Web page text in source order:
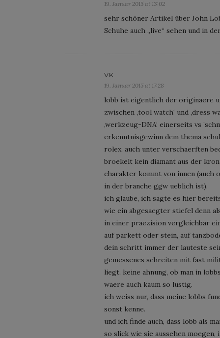
19. Januar 2015 at 13:02
sehr schöner Artikel über John
Schuhe auch „live“ sehen und in
VK
19. Januar 2015 at 17:28
lobb ist eigentlich der originaere
zwischen ‚tool watch‘ und ‚dress
‚werkzeug-DNA‘ einerseits vs
erkenntnisgewinn dem thema
rolex. auch unter verschaerften
broekelt kein diamant aus der
charakter kommt von innen (auch
in der branche ggw ueblich ist).
ich glaube, ich sagte es hier
wie ein abgesaegter stiefel denn
in einer praezision vergleichbar
auf parkett oder stein, auf
dein schritt immer der lauteste
gemessenes schreiten mit fast
liegt. keine ahnung, ob man in
waere auch kaum so lustig.
ich weiss nur, dass meine lobbs
sonst kenne.
und ich finde auch, dass lobb als
so slick wie sie aussehen